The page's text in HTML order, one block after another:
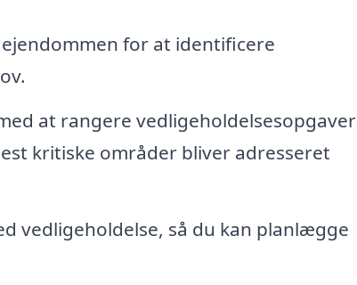
for at identificere
at rangere vedligeholdelsesopgaver
kritiske områder bliver adresseret
vedligeholdelse, så du kan planlægge